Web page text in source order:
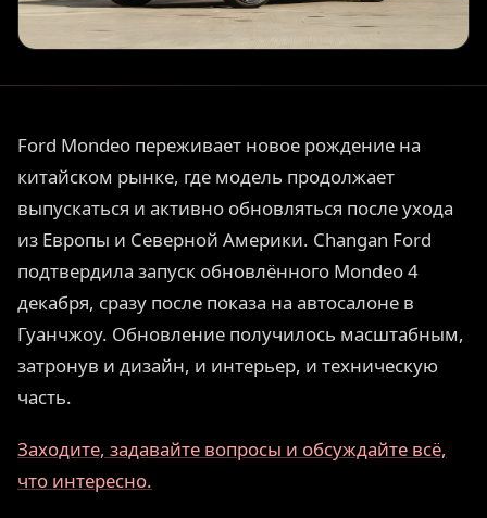
Ford Mondeo переживает новое рождение на
китайском рынке, где модель продолжает
выпускаться и активно обновляться после ухода
из Европы и Северной Америки. Changan Ford
подтвердила запуск обновлённого Mondeo 4
декабря, сразу после показа на автосалоне в
Гуанчжоу. Обновление получилось масштабным,
затронув и дизайн, и интерьер, и техническую
часть.
Заходите, задавайте вопросы и обсуждайте всё,
что интересно.